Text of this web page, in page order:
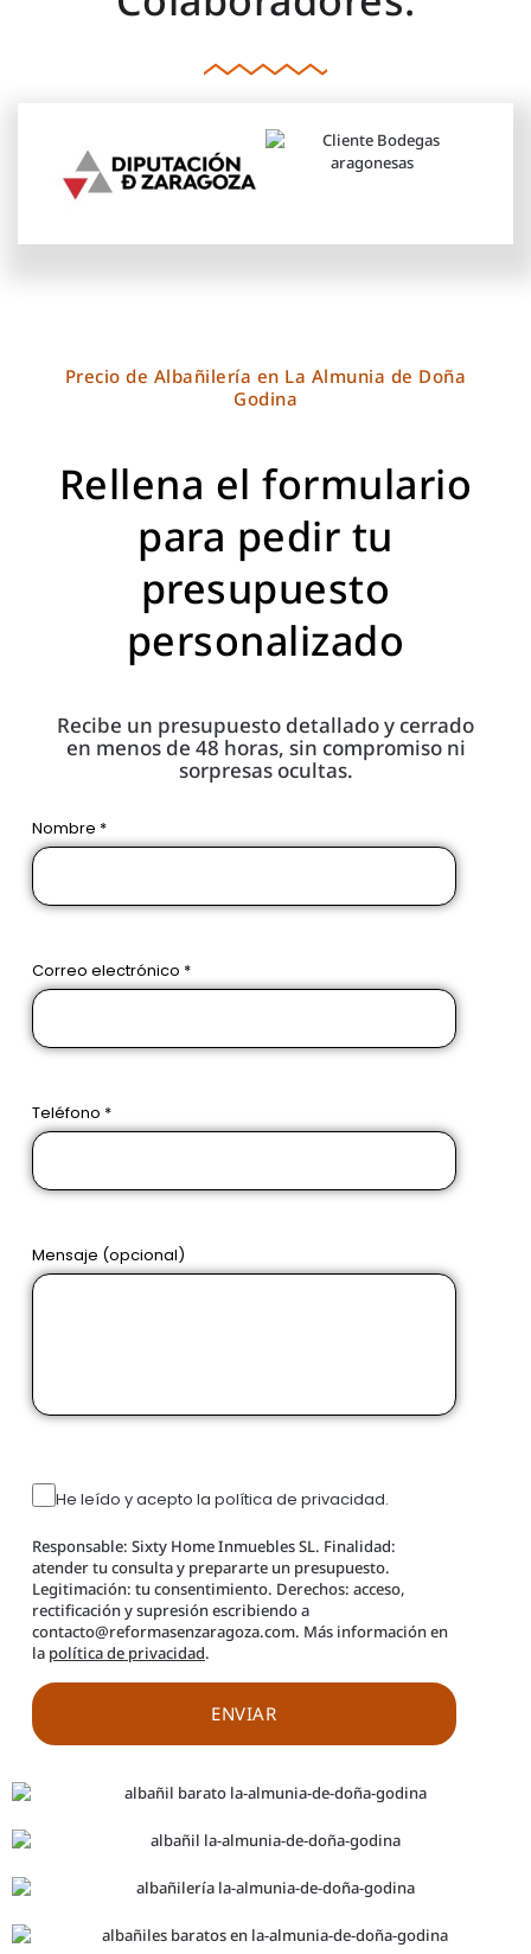
Precio de Albañilería en La Almunia de Doña
Godina
Rellena el formulario
para pedir tu
presupuesto
personalizado
Recibe un presupuesto detallado y cerrado
en menos de 48 horas, sin compromiso ni
sorpresas ocultas.
Nombre *
Correo electrónico *
Teléfono *
Mensaje (opcional)
He leído y acepto la política de privacidad.
Responsable: Sixty Home Inmuebles SL. Finalidad:
atender tu consulta y prepararte un presupuesto.
Legitimación: tu consentimiento. Derechos: acceso,
rectificación y supresión escribiendo a
contacto@reformasenzaragoza.com. Más información en
la política de privacidad.